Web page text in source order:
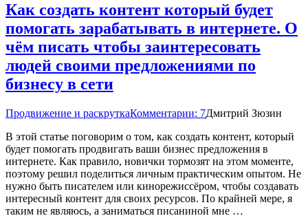
Как создать контент который будет
помогать зарабатывать в интернете. О
чём писать чтобы заинтересовать
людей своими предложениями по
бизнесу в сети
Продвижение и раскруткаКомментарии: 7Дмитрий Зюзин
В этой статье поговорим о том, как создать контент, который
будет помогать продвигать ваши бизнес предложения в
интернете. Как правило, новички тормозят на этом моменте,
поэтому решил поделиться личным практическим опытом. Не
нужно быть писателем или кинорежиссёром, чтобы создавать
интересный контент для своих ресурсов. По крайней мере, я
таким не являюсь, а заниматься писаниной мне …